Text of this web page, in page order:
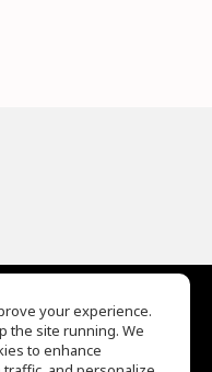
your experience.
the site running. We
to enhance